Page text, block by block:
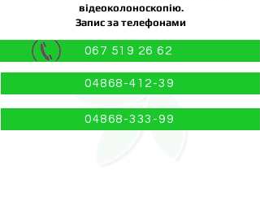
відеоколоноскопію.
Запис за телефонами
067 519 26 62
04868-412-39
04868-333-99